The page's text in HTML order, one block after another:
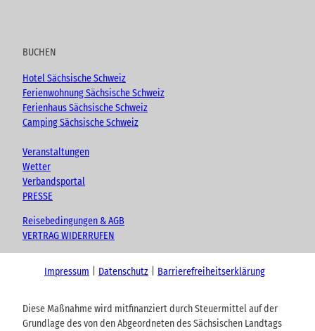
BUCHEN
Hotel Sächsische Schweiz
Ferienwohnung Sächsische Schweiz
Ferienhaus Sächsische Schweiz
Camping Sächsische Schweiz
Veranstaltungen
Wetter
Verbandsportal
PRESSE
Reisebedingungen & AGB
VERTRAG WIDERRUFEN
Impressum Datenschutz Barrierefreiheitserklärung
Diese Maßnahme wird mitfinanziert durch Steuermittel auf der
Grundlage des von den Abgeordneten des Sächsischen Landtags